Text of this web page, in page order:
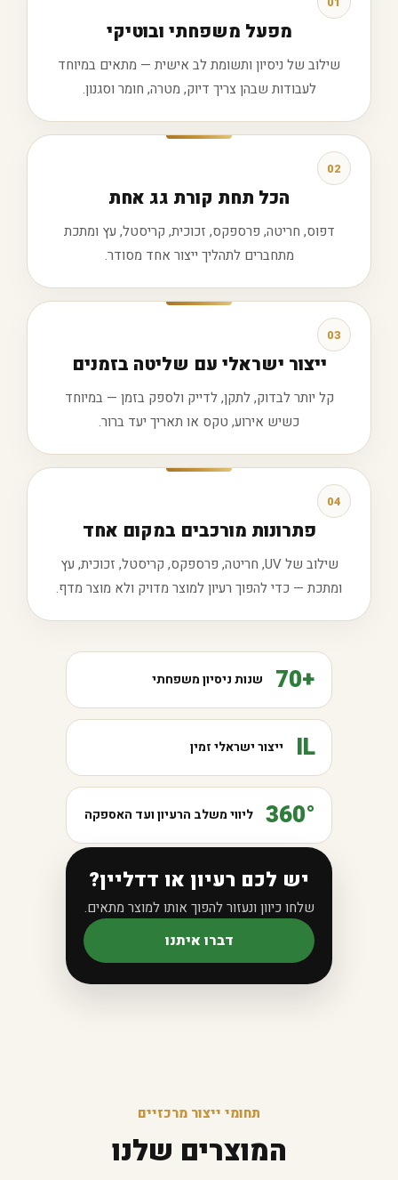
מפעל משפחתי ובוטיקי
שילוב של ניסיון ותשומת לב אישית — מתאים במיוחד
לעבודות שבהן צריך דיוק, מטרה, חומר וסגנון.
02
הכל תחת קורת גג אחת
דפוס, חריטה, פרספקס, זכוכית, קריסטל, עץ ומתכת
מתחברים לתהליך ייצור אחד מסודר.
03
ייצור ישראלי עם שליטה בזמנים
קל יותר לבדוק, לתקן, לדייק ולספק בזמן — במיוחד
כשיש אירוע, טקס או תאריך יעד ברור.
04
פתרונות מורכבים במקום אחד
שילוב של UV, חריטה, פרספקס, קריסטל, זכוכית, עץ
ומתכת — כדי להפוך רעיון למוצר מדויק ולא מוצר מדף.
+70 שנות ניסיון משפחתי
IL ייצור ישראלי זמין
360° ליווי משלב הרעיון ועד האספקה
יש לכם רעיון או דדליין?
שלחו כיוון ונעזור להפוך אותו למוצר מתאים.
דברו איתנו
תחומי ייצור מרכזיים
המוצרים שלנו